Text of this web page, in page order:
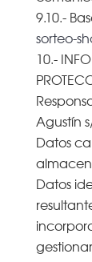
9.10.-
sorteo-
10.-
Agustín
Datos
Datos